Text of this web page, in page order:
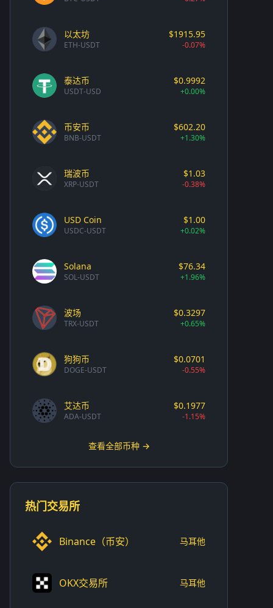
以太坊
ETH-USDT
$1915.95
-0.07%
泰达币
USDT-USD
$0.9992
+0.00%
币安币
BNB-USDT
$602.20
+1.30%
瑞波币
XRP-USDT
$1.03
-0.38%
USD Coin
USDC-USDT
$1.00
+0.02%
Solana
SOL-USDT
$76.34
+1.96%
波场
TRX-USDT
$0.3297
+0.65%
狗狗币
DOGE-USDT
$0.0701
-0.55%
艾达币
ADA-USDT
$0.1977
-1.15%
查看全部币种 →
热门交易所
Binance（币安） 马耳他
OKX交易所 马耳他